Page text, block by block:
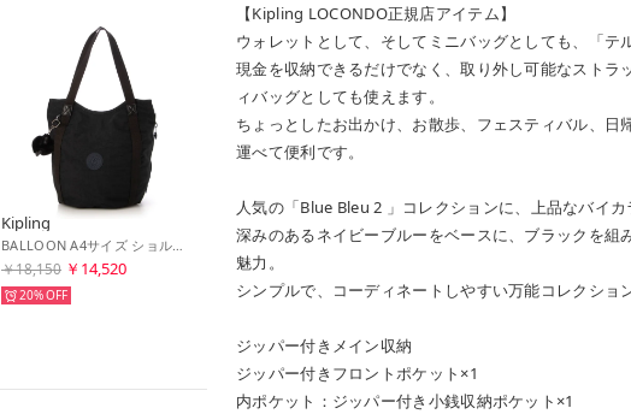
Kipling
BALLOON A4サイズ ショルダーバッグ （Black Noir C）
￥18,150 ￥14,520
20%
【Kipling LOCONDO正規店アイテム】
ウォレットとして、そしてミニバッグとしても、「テ
現金を収納できるだけでなく、取り外し可能なストラ
ィバッグとしても使えます。
ちょっとしたお出かけ、お散歩、フェスティバル、日
運べて便利です。
人気の「Blue Bleu 2 」コレクションに、上品なバイカ
深みのあるネイビーブルーをベースに、ブラックを組
魅力。
シンプルで、コーディネートしやすい万能コレクショ
ジッパー付きメイン収納
ジッパー付きフロントポケット×1
内ポケット：ジッパー付き小銭収納ポケット×1